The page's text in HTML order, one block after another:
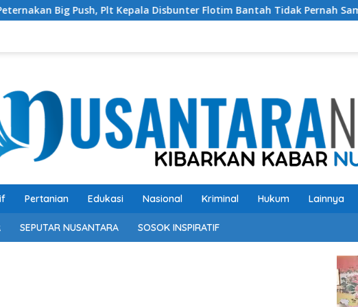
Plt Kepala Disbunter Flotim Bantah Tidak Pernah Sampaikan ke DPRD
Pertanian Edukasi Nasional Kriminal Hukum Lainnya
SEPUTAR NUSANTARA SOSOK INSPIRATIF